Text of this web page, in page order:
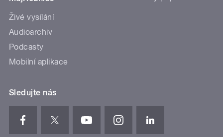
Živé vysílání
Audioarchiv
Podcasty
Mobilní aplikace
Sledujte nás